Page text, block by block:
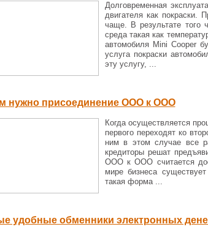
Долговременная
двигателя как покраски.
чаще. В результате того
среда такая как
автомобиля Mini Cooper
услуга покраски
эту услугу, ...
нужно присоединение ООО к ООО
Когда осуществляется
первого переходят ко
ним в этом случае все
кредиторы решат
ООО к ООО считается
мире бизнеса
такая форма ...
удобные обменники электронных